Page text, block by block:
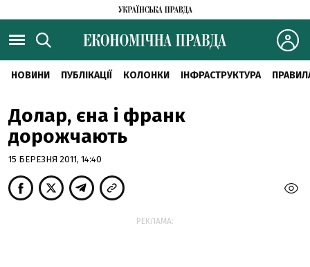
НОВИНИ ПУБЛІКАЦІЇ КОЛОНКИ ІНФРАСТРУКТУРА
Долар, єна і франк
дорожчають
15 БЕРЕЗНЯ 2011, 14:40
РЕКЛАМА: